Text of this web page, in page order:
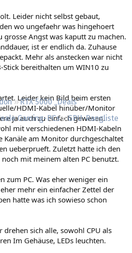
RTX 5000 „Deals“
Gaming-PCs
GPU-Rangliste
Leider nicht selbst gebaut,
wo ungefaehr was hingehoert
grosse Angst was kaputt zu machen.
ist er endlich da. Zuhause
Mehr als anstecken war nicht
Stick bereithalten um WIN10 zu
Leider kein Bild beim ersten
HDMI-Kabel hinüber/Monitor
ja auch zu einfach gewesen.
mit verschiedenen HDMI-Kabeln
Kanäle am Monitor durchgeschaltet
ueberprueft. Zuletzt hatte ich den
mit meinem alten PC benutzt.
zum PC. Was eher weniger ein
mehr ein einfacher Zettel der
hatte was ich sowieso schon
drehen sich alle, sowohl CPU als
Im Gehäuse, LEDs leuchten.